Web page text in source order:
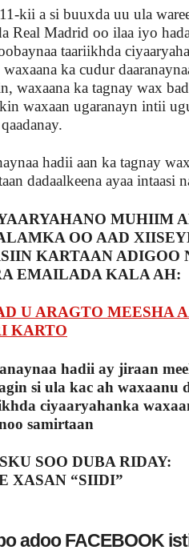
kii a si buuxda uu ula
Real Madrid oo ilaa iyo
taariikhda
ka cudur
waxaana ka tagnay wax
waxaan ugaranayn intii
hadii aan ka tagnay
dadaalkeena ayaa intaasi
MUHIIM
OO AAD
KARTAAN ADIGOO
EMAILADA KALA AH:
U ARAGTO MEESHA
KARTO
hadii ay jiraan
si ula kac ah waxaanu
ciyaaryahanka
samirtaan
SOO DUBA RIDAY:
XASAN “SIIDI”
adoo FACEBOOK